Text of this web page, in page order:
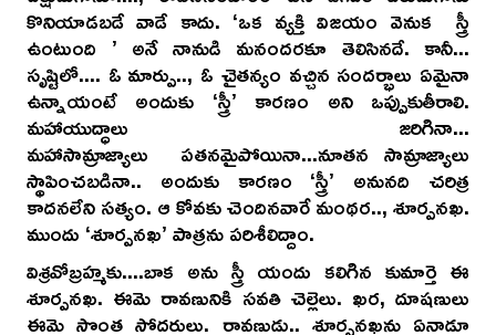
కొనియాడబడే వాడే కాదు. ‘ఒక వ్యక్తి విజయం వెనుక స్త్రీ
ఉంటుంది ’ అనే నానుడి మనందరకూ తెలిసినదే. కానీ...
సృష్టిలో.... ఓ మార్పు.., ఓ చైతన్యం వచ్చిన సందర్భాలు ఏమైనా
ఉన్నాయంటే అందుకు ‘స్త్రీ’ కారణం అని ఒప్పుకుతీరాలి.
మహాయుద్ధాలు జరిగినా...
మహాసామ్రాజ్యాలు పతనమైపోయినా...నూతన సామ్రాజ్యాలు
స్థాపించబడినా.. అందుకు కారణం ‘స్త్రీ’ అనునది చరిత్ర
కాదనలేని సత్యం. ఆ కోవకు చెందినవారే మంథర.., శూర్పనఖ.
ముందు ‘శూర్పనఖ’ పాత్రను పరిశీలిద్దాం.
విశ్రవోబ్రహ్మకు....బాక అను స్త్రీ యందు కలిగిన కుమార్తె ఈ
శూర్పనఖ. ఈమె రావణునికి సవతి చెల్లెలు. ఖర, దూషణులు
ఈమె సొంత సోదరులు. రావణుడు.. శూర్పనఖను ఏనాడూ